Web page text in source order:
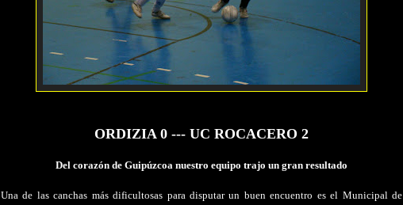
ORDIZIA 0 --- UC ROCACERO 2
Del corazón de Guipúzcoa nuestro equipo trajo un gran resultado
Una de las canchas más dificultosas para disputar un buen encuentro es el Municipal de